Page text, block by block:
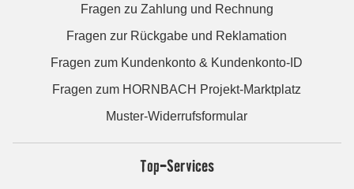
Fragen zu Zahlung und Rechnung
Fragen zur Rückgabe und Reklamation
Fragen zum Kundenkonto & Kundenkonto-ID
Fragen zum HORNBACH Projekt-Marktplatz
Muster-Widerrufsformular
Top-Services